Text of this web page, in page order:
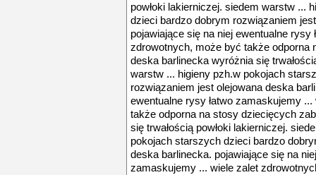
powłoki lakierniczej. siedem warstw ...
dzieci bardzo dobrym rozwiązaniem
pojawiające się na niej ewentualne
zdrowotnych, może być także odporna
deska barlinecka wyróżnia się
warstw ... higieny pzh.w pokojach
rozwiązaniem jest olejowana deska
ewentualne rysy łatwo zamaskujemy
także odporna na stosy dziecięcych
się trwałością powłoki lakierniczej.
pokojach starszych dzieci bardzo
deska barlinecka. pojawiające się na
zamaskujemy ... wiele zalet